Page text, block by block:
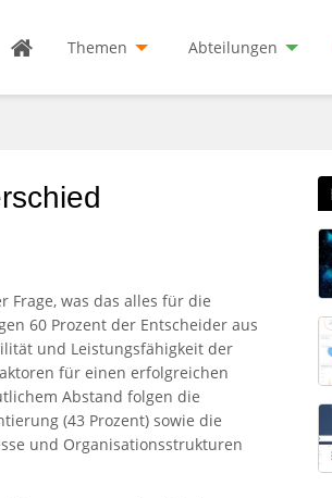
Themen Abteilungen
Frage, was das alles für die
60 Prozent der Entscheider aus
und Leistungsfähigkeit der
für einen erfolgreichen
Abstand folgen die
(43 Prozent) sowie die
und Organisationsstrukturen